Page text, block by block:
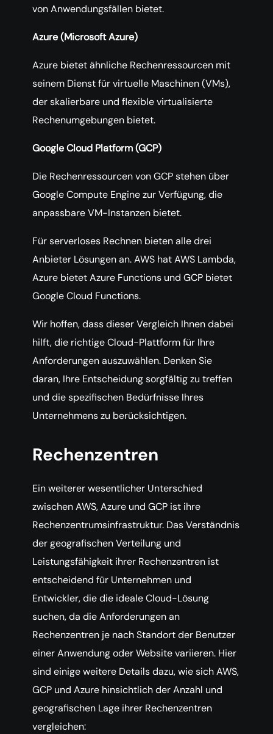
von Anwendungsfällen bietet.
Azure (Microsoft Azure)
Azure bietet ähnliche Rechenressourcen mit
seinem Dienst für virtuelle Maschinen (VMs),
der skalierbare und flexible virtualisierte
Rechenumgebungen bietet.
Google Cloud Platform (GCP)
Die Rechenressourcen von GCP stehen über
Google Compute Engine zur Verfügung, die
anpassbare VM-Instanzen bietet.
Für serverloses Rechnen bieten alle drei
Anbieter Lösungen an. AWS hat AWS Lambda,
Azure bietet Azure Functions und GCP bietet
Google Cloud Functions.
Wir hoffen, dass dieser Vergleich Ihnen dabei
hilft, die richtige Cloud-Plattform für Ihre
Anforderungen auszuwählen. Denken Sie
daran, Ihre Entscheidung sorgfältig zu treffen
und die spezifischen Bedürfnisse Ihres
Unternehmens zu berücksichtigen.
Rechenzentren
Ein weiterer wesentlicher Unterschied
zwischen AWS, Azure und GCP ist ihre
Rechenzentrumsinfrastruktur. Das Verständnis
der geografischen Verteilung und
Leistungsfähigkeit ihrer Rechenzentren ist
entscheidend für Unternehmen und
Entwickler, die die ideale Cloud-Lösung
suchen, da die Anforderungen an
Rechenzentren je nach Standort der Benutzer
einer Anwendung oder Website variieren. Hier
sind einige weitere Details dazu, wie sich AWS,
GCP und Azure hinsichtlich der Anzahl und
geografischen Lage ihrer Rechenzentren
vergleichen: